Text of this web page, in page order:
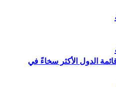
قائمة الدول الأكثر سخاءً في